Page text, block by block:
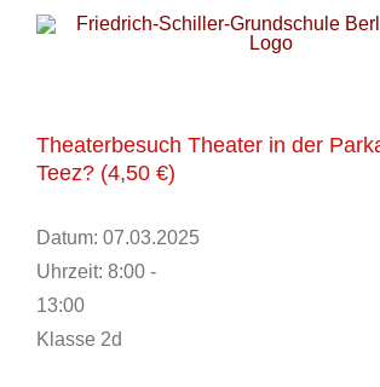
Zum
Theaterbesuch Theater in der
Teez? (4,50 €)
Datum: 07.03.2025
Uhrzeit: 8:00 -
13:00
Klasse 2d